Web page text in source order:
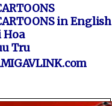
in English
Hoa
Tru